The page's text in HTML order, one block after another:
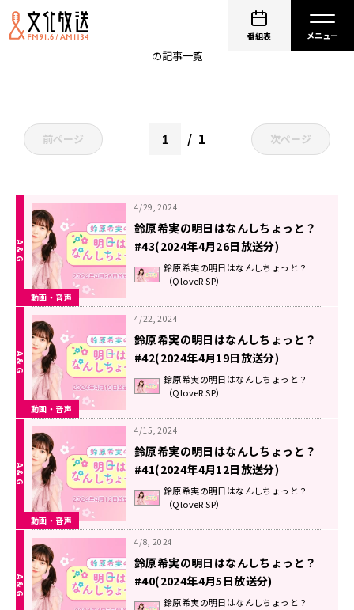
番組表
の記事一覧
前ページ 1 次ページ
動画・音声
4/29, 2024
鈴原希実の明日はなんしちょっと？
#43(2024年4月26日放送分)
鈴原希実の明日はなんしちょっと？
（QloveR SP）
動画・音声
4/22, 2024
鈴原希実の明日はなんしちょっと？
#42(2024年4月19日放送分)
鈴原希実の明日はなんしちょっと？
（QloveR SP）
動画・音声
4/15, 2024
鈴原希実の明日はなんしちょっと？
#41(2024年4月12日放送分)
鈴原希実の明日はなんしちょっと？
（QloveR SP）
4/8, 2024
鈴原希実の明日はなんしちょっと？
#40(2024年4月5日放送分)
鈴原希実の明日はなんしちょっと？